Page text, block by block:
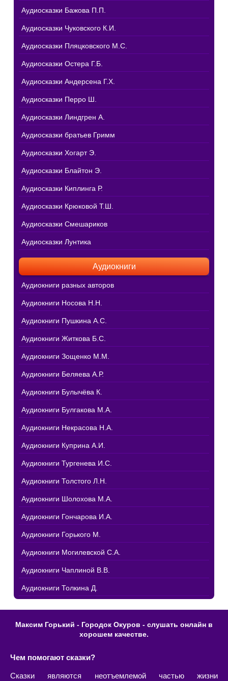
Аудиосказки Бажова П.П.
Аудиосказки Чуковского К.И.
Аудиосказки Пляцковского М.С.
Аудиосказки Остера Г.Б.
Аудиосказки Андерсена Г.Х.
Аудиосказки Перро Ш.
Аудиосказки Линдгрен А.
Аудиосказки братьев Гримм
Аудиосказки Хогарт Э.
Аудиосказки Блайтон Э.
Аудиосказки Киплинга Р.
Аудиосказки Крюковой Т.Ш.
Аудиосказки Смешариков
Аудиосказки Лунтика
Аудиокниги
Аудиокниги разных авторов
Аудиокниги Носова Н.Н.
Аудиокниги Пушкина А.С.
Аудиокниги Житкова Б.С.
Аудиокниги Зощенко М.М.
Аудиокниги Беляева А.Р.
Аудиокниги Булычёва К.
Аудиокниги Булгакова М.А.
Аудиокниги Некрасова Н.А.
Аудиокниги Куприна А.И.
Аудиокниги Тургенева И.С.
Аудиокниги Толстого Л.Н.
Аудиокниги Шолохова М.А.
Аудиокниги Гончарова И.А.
Аудиокниги Горького М.
Аудиокниги Могилевской С.А.
Аудиокниги Чаплиной В.В.
Аудиокниги Толкина Д.
Максим Горький - Городок Окуров - слушать онлайн в
хорошем качестве.
Чем помогают сказки?
Сказки являются неотъемлемой частью жизни